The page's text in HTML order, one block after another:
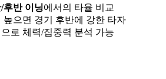
후반 이닝에서의 타율 비교
높으면 경기 후반에 강한 타자
로 체력/집중력 분석 가능